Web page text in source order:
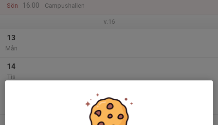
Sön
16:00
Campushallen
v.16
13
Mån
14
Tis